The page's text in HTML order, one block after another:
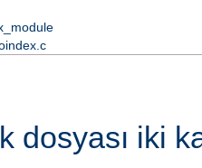
dosyası iki